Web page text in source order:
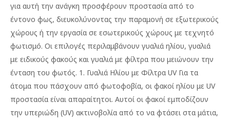
για αυτή την ανάγκη προσφέρουν προστασία από το
έντονο φως, διευκολύνοντας την παραμονή σε εξωτερικούς
χώρους ή την εργασία σε εσωτερικούς χώρους με τεχνητό
φωτισμό. Οι επιλογές περιλαμβάνουν γυαλιά ηλίου, γυαλιά
με ειδικούς φακούς και γυαλιά με φίλτρα που μειώνουν την
ένταση του φωτός. 1. Γυαλιά Ηλίου με Φίλτρα UV Για τα
άτομα που πάσχουν από φωτοφοβία, οι φακοί ηλίου με UV
προστασία είναι απαραίτητοι. Αυτοί οι φακοί εμποδίζουν
την υπεριώδη (UV) ακτινοβολία από το να φτάσει στα μάτια,